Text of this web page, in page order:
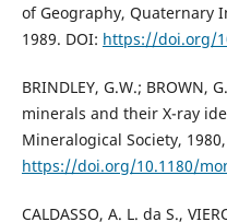
of Geography, Quaternary
1989. DOI: https://doi.org/
BRINDLEY, G.W.; BROWN,
minerals and their X-ray
Mineralogical Society,
https://doi.org/10.1180/
CALDASSO, A. L. da S.,